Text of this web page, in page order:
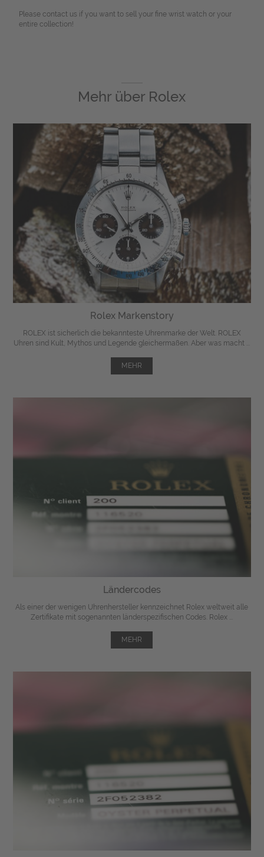
Please contact us if you want to sell your fine wrist watch or your
entire collection!
Mehr über Rolex
Rolex Markenstory
ROLEX ist sicherlich die bekannteste Uhrenmarke der Welt. ROLEX
Uhren sind Kult, Mythos und Legende gleichermaßen. Aber was macht ...
MEHR
Ländercodes
Als einer der wenigen Uhrenhersteller kennzeichnet Rolex weltweit alle
Zertifikate mit sogenannten länderspezifischen Codes. Rolex ...
MEHR